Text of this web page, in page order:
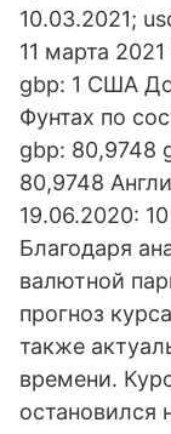
10.03.2021;
11 марта
gbp: 1 США
Фунтах по
gbp: 80,9748
80,9748
19.06.2020:
Благодаря
валютной
прогноз
также
времени.
остановился